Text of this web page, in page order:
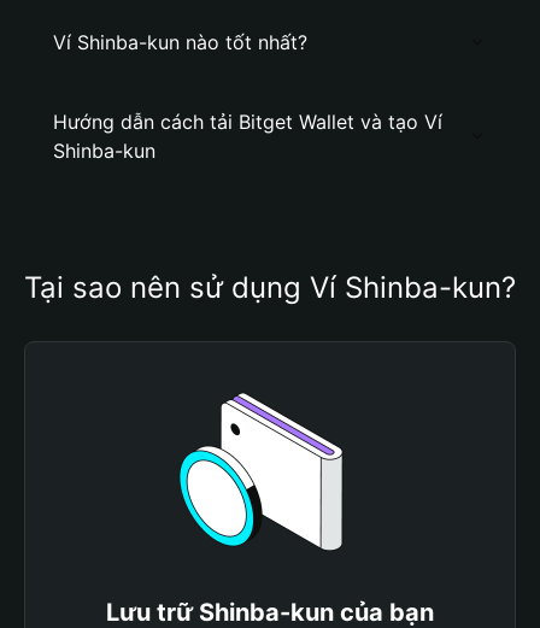
Ví Shinba-kun nào tốt nhất?
Hướng dẫn cách tải Bitget Wallet và tạo Ví
Shinba-kun
Tại sao nên sử dụng Ví Shinba-kun?
Lưu trữ Shinba-kun của bạn